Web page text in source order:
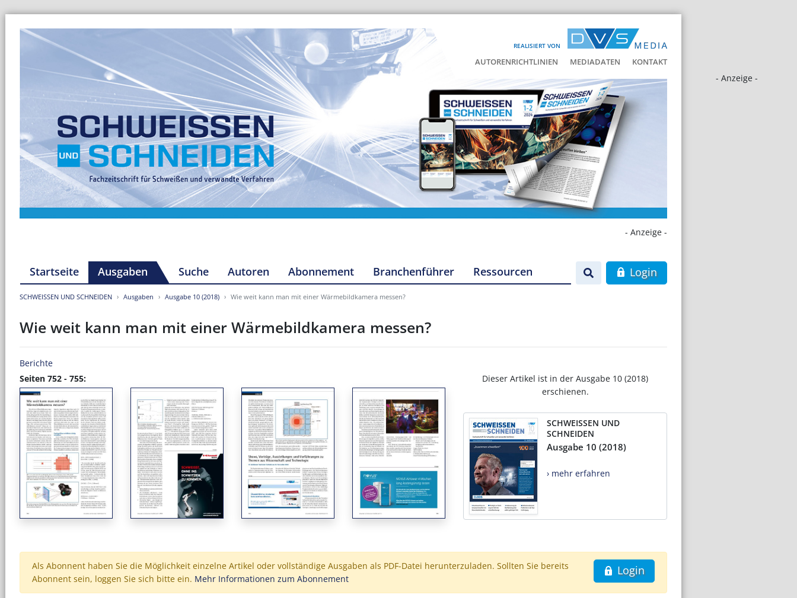
REALISIERT VON
AUTORENRICHTLINIEN MEDIADATEN KONTAKT
- Anzeige -
- Anzeige -
Startseite Ausgaben Suche Autoren Abonnement Branchenführer Ressourcen Login
SCHWEISSEN UND SCHNEIDEN Ausgaben Ausgabe 10 (2018) Wie weit kann man mit einer Wärmebildkamera messen?
Wie weit kann man mit einer Wärmebildkamera messen?
Berichte
Seiten 752 - 755:
Dieser Artikel ist in der Ausgabe 10 (2018)
erschienen.
SCHWEISSEN UND
SCHNEIDEN
Ausgabe 10 (2018)
› mehr erfahren
Login
Als Abonnent haben Sie die Möglichkeit einzelne Artikel oder vollständige Ausgaben als PDF-Datei herunterzuladen. Sollten Sie bereits
Abonnent sein, loggen Sie sich bitte ein. Mehr Informationen zum Abonnement